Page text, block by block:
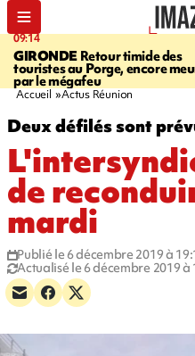
09:14
GIRONDE Retour timide des
touristes au Porge, encore
par le mégafeu
Accueil Actus Réunion
Deux défilés sont
de
mardi
Publié le 6 décembre 2019 à
Actualisé le 6 décembre 2019 à